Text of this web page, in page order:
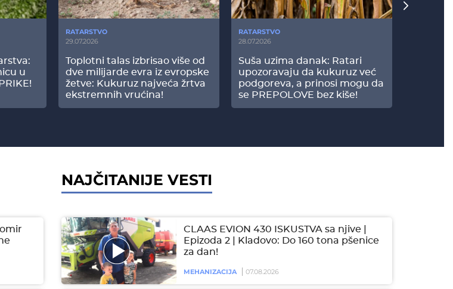
u
RATARSTVO
29.07.2026
Toplotni talas izbrisao više od
dve milijarde evra iz evropske
žetve: Kukuruz najveća žrtva
ekstremnih vrućina!
RATARSTVO
28.07.2026
Suša uzima danak: Ratari
upozoravaju da kukuruz već
podgoreva, a prinosi mogu da
se PREPOLOVE bez kiše!
NAJČITANIJE VESTI
CLAAS EVION 430 ISKUSTVA sa njive |
Epizoda 2 | Kladovo: Do 160 tona pšenice
za dan!
MEHANIZACIJA 07.08.2026